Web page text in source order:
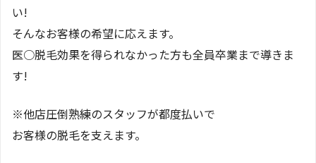
い!
そんなお客様の希望に応えます。
医○脱毛効果を得られなかった方も全員卒業まで導きま
す!
※他店圧倒熟練のスタッフが都度払いで
お客様の脱毛を支えます。